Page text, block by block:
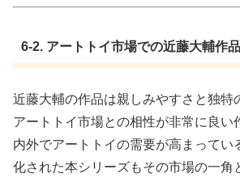
6-2. アートトイ市場での近藤大輔作
近藤大輔の作品は親しみやすさと独特
アートトイ市場との相性が非常に良い
内外でアートトイの需要が高まってい
化された本シリーズもその市場の一角